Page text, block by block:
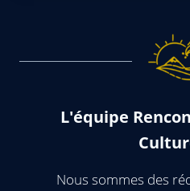
L'équipe
Nous sommes des